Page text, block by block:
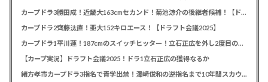
カープドラ3勝田成！近畿大163cmセカンド！菊池涼介の後継者候補！【ドラフト会議2025】
カープドラ2齊藤汰直！亜大152キロエース！【ドラフト会議2025】
カープドラ1平川蓮！187cmのスイッチヒッター！立石正広を外し2度目の重複も新井監督がクジを引き当てる！【ドラフト会議2025】
【カープ実況】ドラフト会議2025！ドラ1立石正広の獲得なるか
緒方孝市カープドラ3指名で青学出禁！澤﨑俊和の逆指名まで10年間スカウト出禁